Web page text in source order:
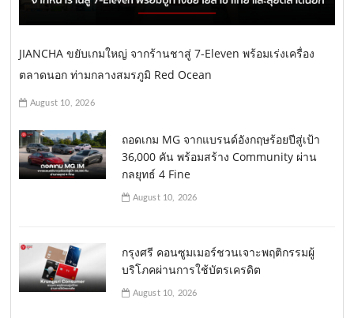
JIANCHA ขยับเกมใหญ่ จากร้านชาสู่ 7-Eleven พร้อมเร่งเครื่อง
ตลาดนอก ท่ามกลางสมรภูมิ Red Ocean
August 10, 2026
ถอดเกม MG จากแบรนด์อังกฤษร้อยปีสู่เป้า
36,000 คัน พร้อมสร้าง Community ผ่าน
กลยุทธ์ 4 Fine
August 10, 2026
กรุงศรี คอนซูมเมอร์ชวนเจาะพฤติกรรมผู้
บริโภคผ่านการใช้บัตรเครดิต
August 10, 2026